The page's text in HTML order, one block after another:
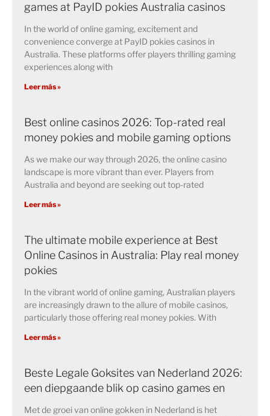
games at PayID pokies Australia casinos
In the world of online gaming, excitement and
convenience converge at PayID pokies casinos in
Australia. These platforms offer players thrilling gaming
experiences along with
Leer más »
Best online casinos 2026: Top-rated real
money pokies and mobile gaming options
As we make our way through 2026, the online casino
landscape is more vibrant than ever. Players from
Australia and beyond are seeking out top-rated
Leer más »
The ultimate mobile experience at Best
Online Casinos in Australia: Play real money
pokies
In the vibrant world of online gaming, Australian players
are increasingly drawn to the allure of mobile casinos,
particularly those offering real money pokies. With
Leer más »
Beste Legale Goksites van Nederland 2026:
een diepgaande blik op casino games en
Met de groei van online gokken in Nederland is het